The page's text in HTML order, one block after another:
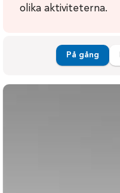
olika aktiviteterna.
På gång